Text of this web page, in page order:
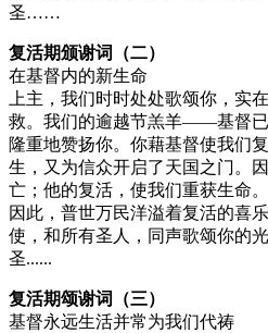
圣……
复活期颁谢词（二）
在基督内的新生命
上主，我们时时处处歌颂你，实
救。我们的逾越节羔羊——基督
隆重地赞扬你。你藉基督使我们
生，又为信众开启了天国之门。
亡；他的复活，使我们重获生命。
因此，普世万民洋溢着复活的喜
使，和所有圣人，同声歌颂你的
圣......
复活期颂谢词（三）
基督永远生活并常为我们代祷